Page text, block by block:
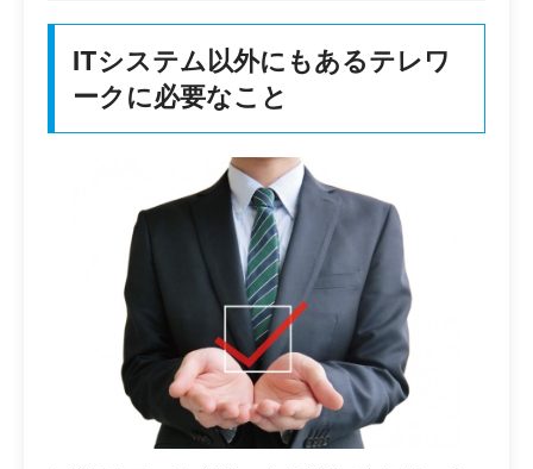
ITシステム以外にもあるテレワ
ークに必要なこと